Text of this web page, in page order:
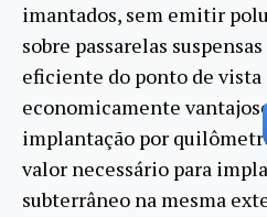
imantados, sem emitir
sobre passarelas
eficiente do ponto de vista
economicamente
implantação por
valor necessário para
subterrâneo na mesma